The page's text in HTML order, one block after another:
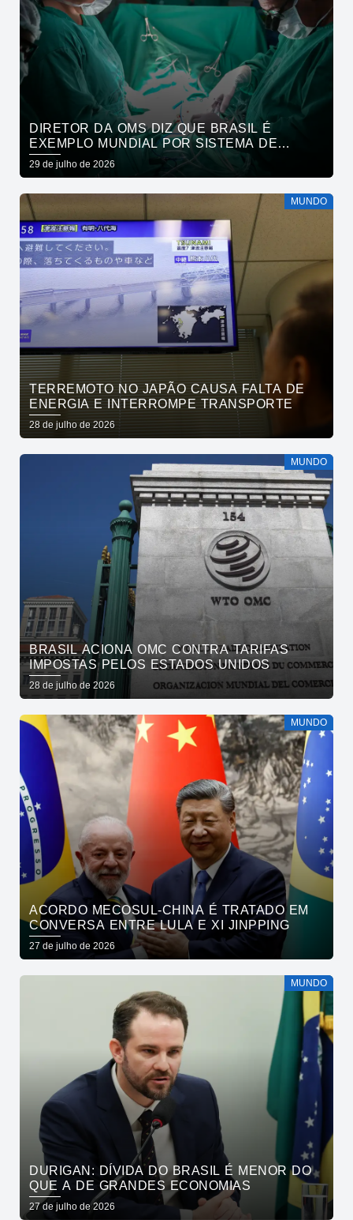
DIRETOR DA OMS DIZ QUE BRASIL É
EXEMPLO MUNDIAL POR SISTEMA DE
SAÚDE
29 de julho de 2026
MUNDO
TERREMOTO NO JAPÃO CAUSA FALTA DE
ENERGIA E INTERROMPE TRANSPORTE
28 de julho de 2026
MUNDO
BRASIL ACIONA OMC CONTRA TARIFAS
IMPOSTAS PELOS ESTADOS UNIDOS
28 de julho de 2026
MUNDO
ACORDO MECOSUL-CHINA É TRATADO EM
CONVERSA ENTRE LULA E XI JINPPING
27 de julho de 2026
MUNDO
DURIGAN: DÍVIDA DO BRASIL É MENOR DO
QUE A DE GRANDES ECONOMIAS
27 de julho de 2026